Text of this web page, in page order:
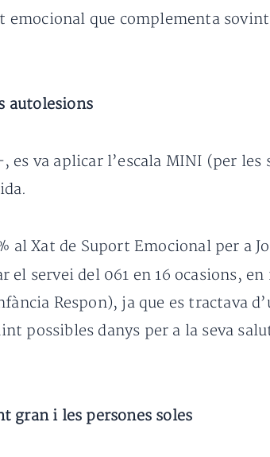
emocional que complementa
autolesions
va aplicar l’escala MINI (per les
al Xat de Suport Emocional per a
el servei del 061 en 16 ocasions, en
Respon), ja que es tractava
possibles danys per a la seva
gran i les persones soles